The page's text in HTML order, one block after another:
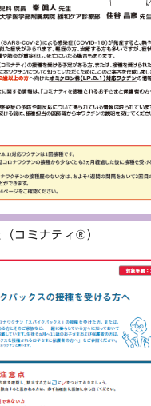
コミナティ®）